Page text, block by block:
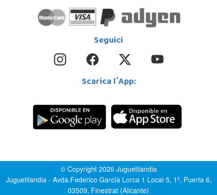
Seguici
Scarica l´App:
© Copyright 2026 Juguetilandia
Juguetilandia - Avda.Federico García Lorca 1 Local 5, 1º, Puerta 6,
03509, Finestrat (Alicante)